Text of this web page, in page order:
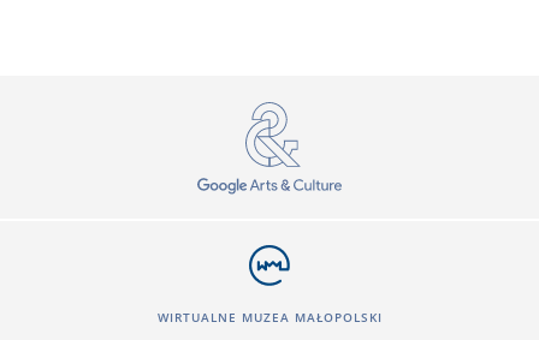
WIRTUALNE MUZEA MAŁOPOLSKI